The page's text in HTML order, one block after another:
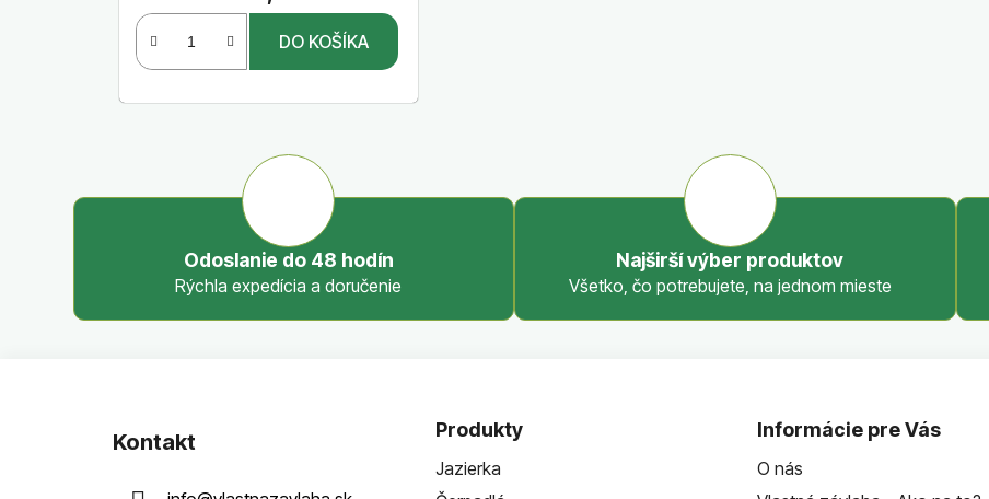
DO KOŠÍKA
Odoslanie do 48 hodín
Rýchla expedícia a doručenie
Najširší výber produktov
Všetko, čo potrebujete, na jednom mieste
Kontakt Produkty
Jazierka
Informácie pre Vás
O nás